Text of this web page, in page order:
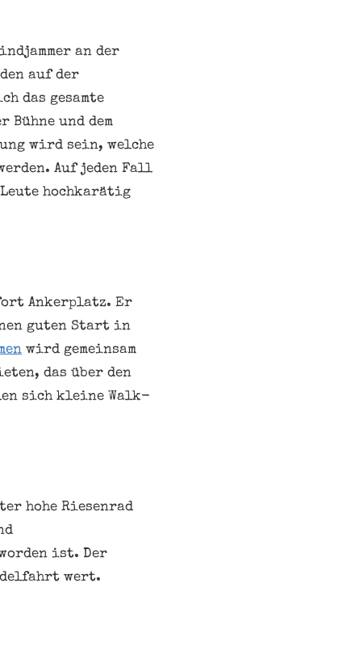
an der
auf der
das gesamte
Bühne und dem
wird sein, welche
Auf jeden Fall
Leute hochkarätig
Ankerplatz. Er
guten Start in
wird gemeinsam
das über den
sich kleine Walk-
hohe Riesenrad
ist. Der
wert.